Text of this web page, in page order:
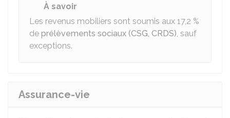
À savoir
Les revenus mobiliers sont soumis aux 17,2 %
de prélèvements sociaux (CSG, CRDS), sauf
exceptions.
Assurance-vie